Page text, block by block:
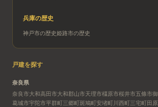
兵庫の歴史
神戸市の歴史姫路市の歴史
戸建を探す
奈良県
奈良市大和高田市大和郡山市天理市橿原市桜井市五條市
葛城市宇陀市平群町三郷町斑鳩町安堵町川西町三宅町田